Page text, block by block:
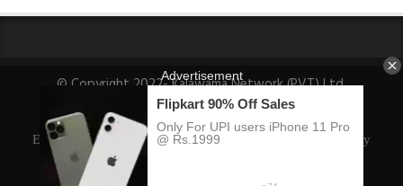
© Copyright 2022- Kalawama Network (PVT) Ltd.
About Us Fact-Checking Policy Privacy Policy
Ethics Policy Ownership, Funding, and Advertising Policy
Corrections Policy